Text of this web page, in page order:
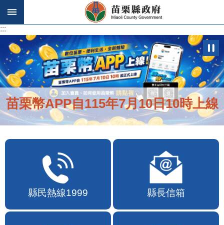
跳到主要內容區塊
:::
苗栗幣APP自115年7月10日10時上線
縣民熱線1999 縣長信箱